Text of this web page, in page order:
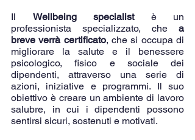
Il Wellbeing specialist è un
professionista specializzato, che a
breve verrà certificato, che si occupa di
migliorare la salute e il benessere
psicologico, fisico e sociale dei
dipendenti, attraverso una serie di
azioni, iniziative e programmi. Il suo
obiettivo è creare un ambiente di lavoro
salubre, in cui i dipendenti possono
sentirsi sicuri, sostenuti e motivati.